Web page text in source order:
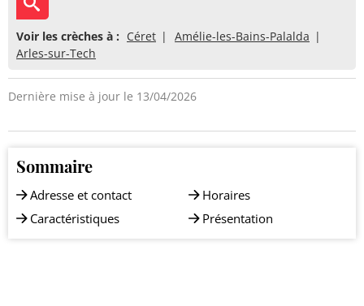
Voir les crèches à : Céret
Amélie-les-Bains-Palalda
Arles-sur-Tech
Dernière mise à jour le 13/04/2026
Sommaire
Adresse et contact
Caractéristiques
Horaires
Présentation